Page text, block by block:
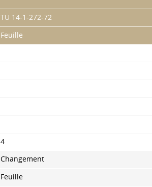
TU 14-1-272-72
Feuille
4
Changement
Feuille